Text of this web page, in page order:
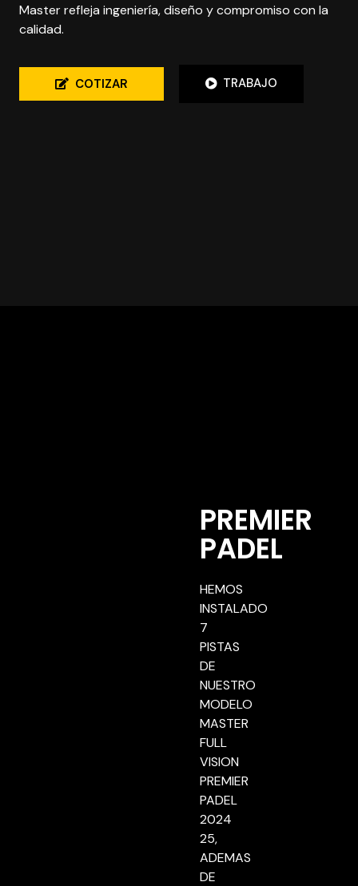
Master refleja ingeniería, diseño y compromiso con la
calidad.
COTIZAR TRABAJO
PREMIER
PADEL
HEMOS
INSTALADO
7
PISTAS
DE
NUESTRO
MODELO
MASTER
FULL
VISION
PREMIER
PADEL
2024
25,
ADEMAS
DE